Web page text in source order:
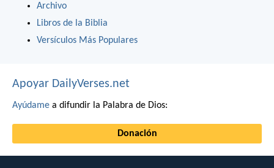
Archivo
Libros de la Biblia
Versículos Más Populares
Apoyar DailyVerses.net
Ayúdame a difundir la Palabra de Dios:
Donación